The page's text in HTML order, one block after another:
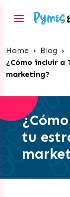
Home › Blog ›
¿Cómo incluir
marketing?
tu